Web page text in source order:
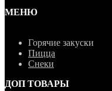
МЕНЮ
Горячие закуски
Пицца
Снеки
ДОП ТОВАРЫ